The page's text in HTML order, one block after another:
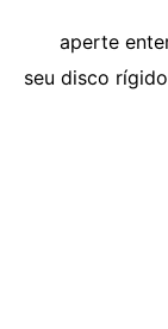
aperte
seu disco